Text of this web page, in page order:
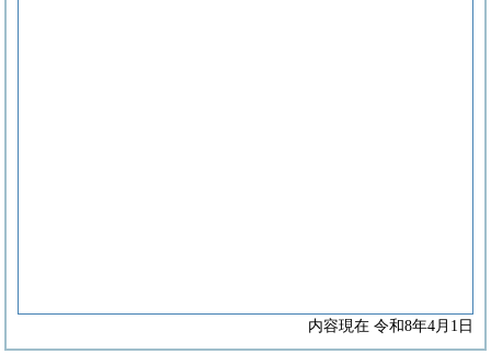
内容現在 令和8年4月1日